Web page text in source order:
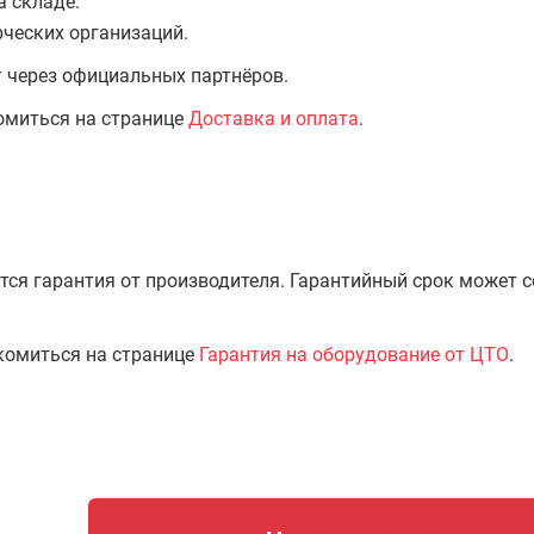
организаций.
официальных партнёров.
на странице Доставка и оплата.
гарантия от производителя. Гарантийный срок может
на странице Гарантия на оборудование от ЦТО.